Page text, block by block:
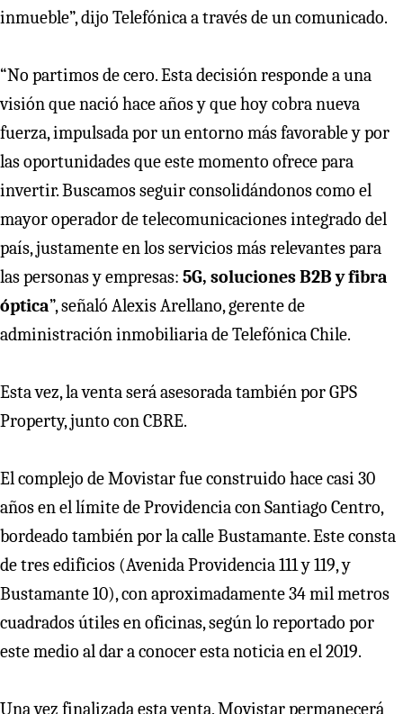
inmueble”, dijo Telefónica a través de un comunicado.
“No partimos de cero. Esta decisión responde a una
visión que nació hace años y que hoy cobra nueva
fuerza, impulsada por un entorno más favorable y por
las oportunidades que este momento ofrece para
invertir. Buscamos seguir consolidándonos como el
mayor operador de telecomunicaciones integrado del
país, justamente en los servicios más relevantes para
las personas y empresas: 5G, soluciones B2B y fibra
óptica”, señaló Alexis Arellano, gerente de
administración inmobiliaria de Telefónica Chile.
Esta vez, la venta será asesorada también por GPS
Property, junto con CBRE.
El complejo de Movistar fue construido hace casi 30
años en el límite de Providencia con Santiago Centro,
bordeado también por la calle Bustamante. Este consta
de tres edificios (Avenida Providencia 111 y 119, y
Bustamante 10), con aproximadamente 34 mil metros
cuadrados útiles en oficinas, según lo reportado por
este medio al dar a conocer esta noticia en el 2019.
Una vez finalizada esta venta, Movistar permanecerá